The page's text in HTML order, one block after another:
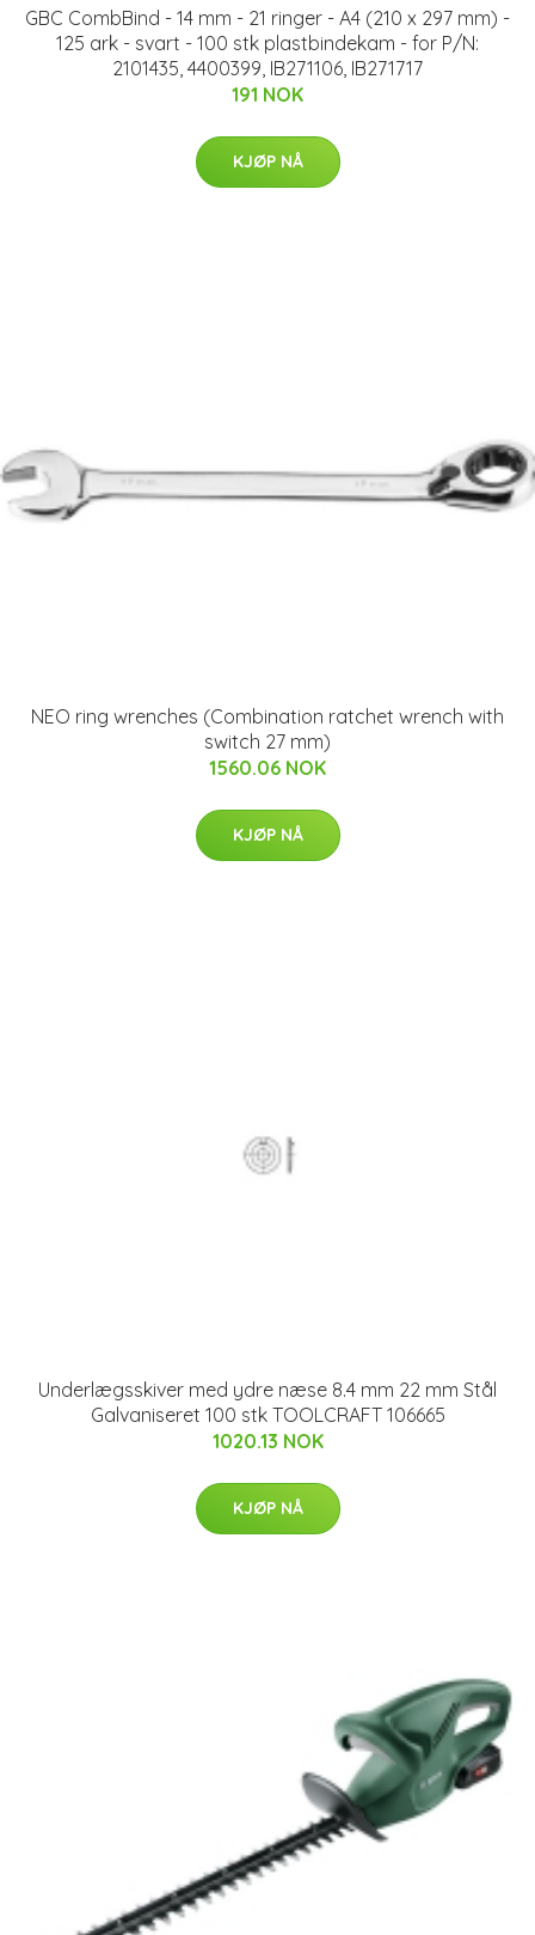
GBC CombBind - 14 mm - 21 ringer - A4 (210 x 297 mm) -
125 ark - svart - 100 stk plastbindekam - for P/N:
2101435, 4400399, IB271106, IB271717
191 NOK
KJØP NÅ
NEO ring wrenches (Combination ratchet wrench with
switch 27 mm)
1560.06 NOK
KJØP NÅ
Underlægsskiver med ydre næse 8.4 mm 22 mm Stål
Galvaniseret 100 stk TOOLCRAFT 106665
1020.13 NOK
KJØP NÅ